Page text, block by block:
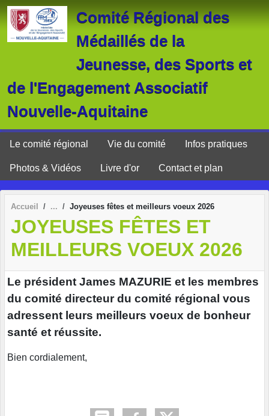
Comité Régional des
Médaillés de la
Jeunesse, des Sports et
de l'Engagement Associatif
Nouvelle-Aquitaine
Le comité régional Vie du comité Infos pratiques
Photos & Vidéos Livre d'or Contact et plan
Accueil Joyeuses fêtes et meilleurs voeux 2026
JOYEUSES FÊTES ET
MEILLEURS VOEUX 2026
Le président James MAZURIE et les membres
du comité directeur du comité régional vous
adressent leurs meilleurs voeux de bonheur
santé et réussite.
Bien cordialement,
Panneau de gestion des cookies